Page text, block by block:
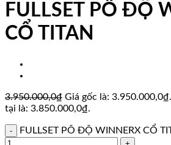
FULLSET PÔ ĐỘ
CỔ TITAN
3.950.000,0₫ Giá gốc là: 3.950.000,0₫.
tại là: 3.850.000,0₫.
FULLSET PÔ ĐỘ WINNERX CỔ